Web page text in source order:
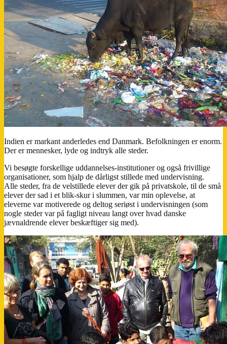
Indien er markant anderledes end Danmark. Befolkningen er enorm.
Der er mennesker, lyde og indtryk alle steder.
Vi besøgte forskellige uddannelses-institutioner og også frivillige
organisationer, som hjalp de dårligst stillede med undervisning.
Alle steder, fra de velstillede elever der gik på privatskole, til de små
elever der sad i et blik-skur i slummen, var min oplevelse, at
eleverne var motiverede og deltog seriøst i undervisningen (som
nogle steder var på fagligt niveau langt over hvad danske
jævnaldrende elever beskæftiger sig med).